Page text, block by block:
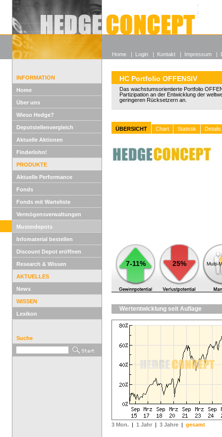
Alle
Wieso
INFORMATION
Home
Über uns
Wieso Hedge?
Depotstellenvergleich
Aktuelle Aktionen
Finderlohn!
PRODUKTE
Aktuelle Performance
Fonds
Fonds mit Warteliste
Vermögensverwaltungen
Musterdepots
Infomaterial bestellen
Discount Depot eröffnen
Research & Wissen
AKTUELLES
News
WISSEN
Lexikon
Suche
HC Portfolio OFFENSIV
Das wachstumsorientierte Portfolio
Partizipation an der Entwicklung der
geringeren Rücksetzern an.
ÜBERSICHT Chart Statistik Details
7-11% 25% Multi-
Wertentwicklung seit Auflage
3 Mon. | 1 Jahr | 3 Jahre | gesamt
Home | Login | Kontakt | Impressum |